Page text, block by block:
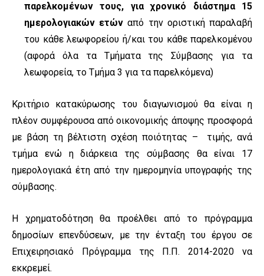
παρελκομένων τους, για χρονικό διάστημα 15
ημερολογιακών ετών από την οριστική παραλαβή
του κάθε λεωφορείου ή/και του κάθε παρελκομένου
(αφορά όλα τα Τμήματα της Σύμβασης για τα
λεωφορεία, το Τμήμα 3 για τα παρελκόμενα)
Κριτήριο κατακύρωσης του διαγωνισμού θα είναι η
πλέον συμφέρουσα από οικονομικής άποψης προσφορά
με βάση τη βέλτιστη σχέση ποιότητας – τιμής, ανά
τμήμα ενώ η διάρκεια της σύμβασης θα είναι 17
ημερολογιακά έτη από την ημερομηνία υπογραφής της
σύμβασης.
Η χρηματοδότηση θα προέλθει από το πρόγραμμα
δημοσίων επενδύσεων, με την ένταξη του έργου σε
Επιχειρησιακό Πρόγραμμα της Π.Π. 2014-2020 να
εκκρεμεί.